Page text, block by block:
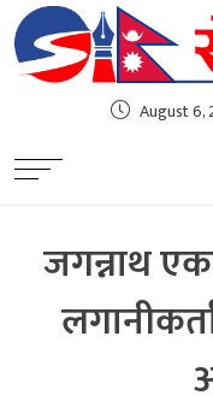
August 6,
जगन्नाथ